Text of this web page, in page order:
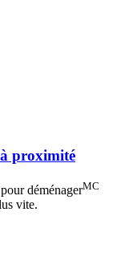
à proximité
déménagerMC
vite.